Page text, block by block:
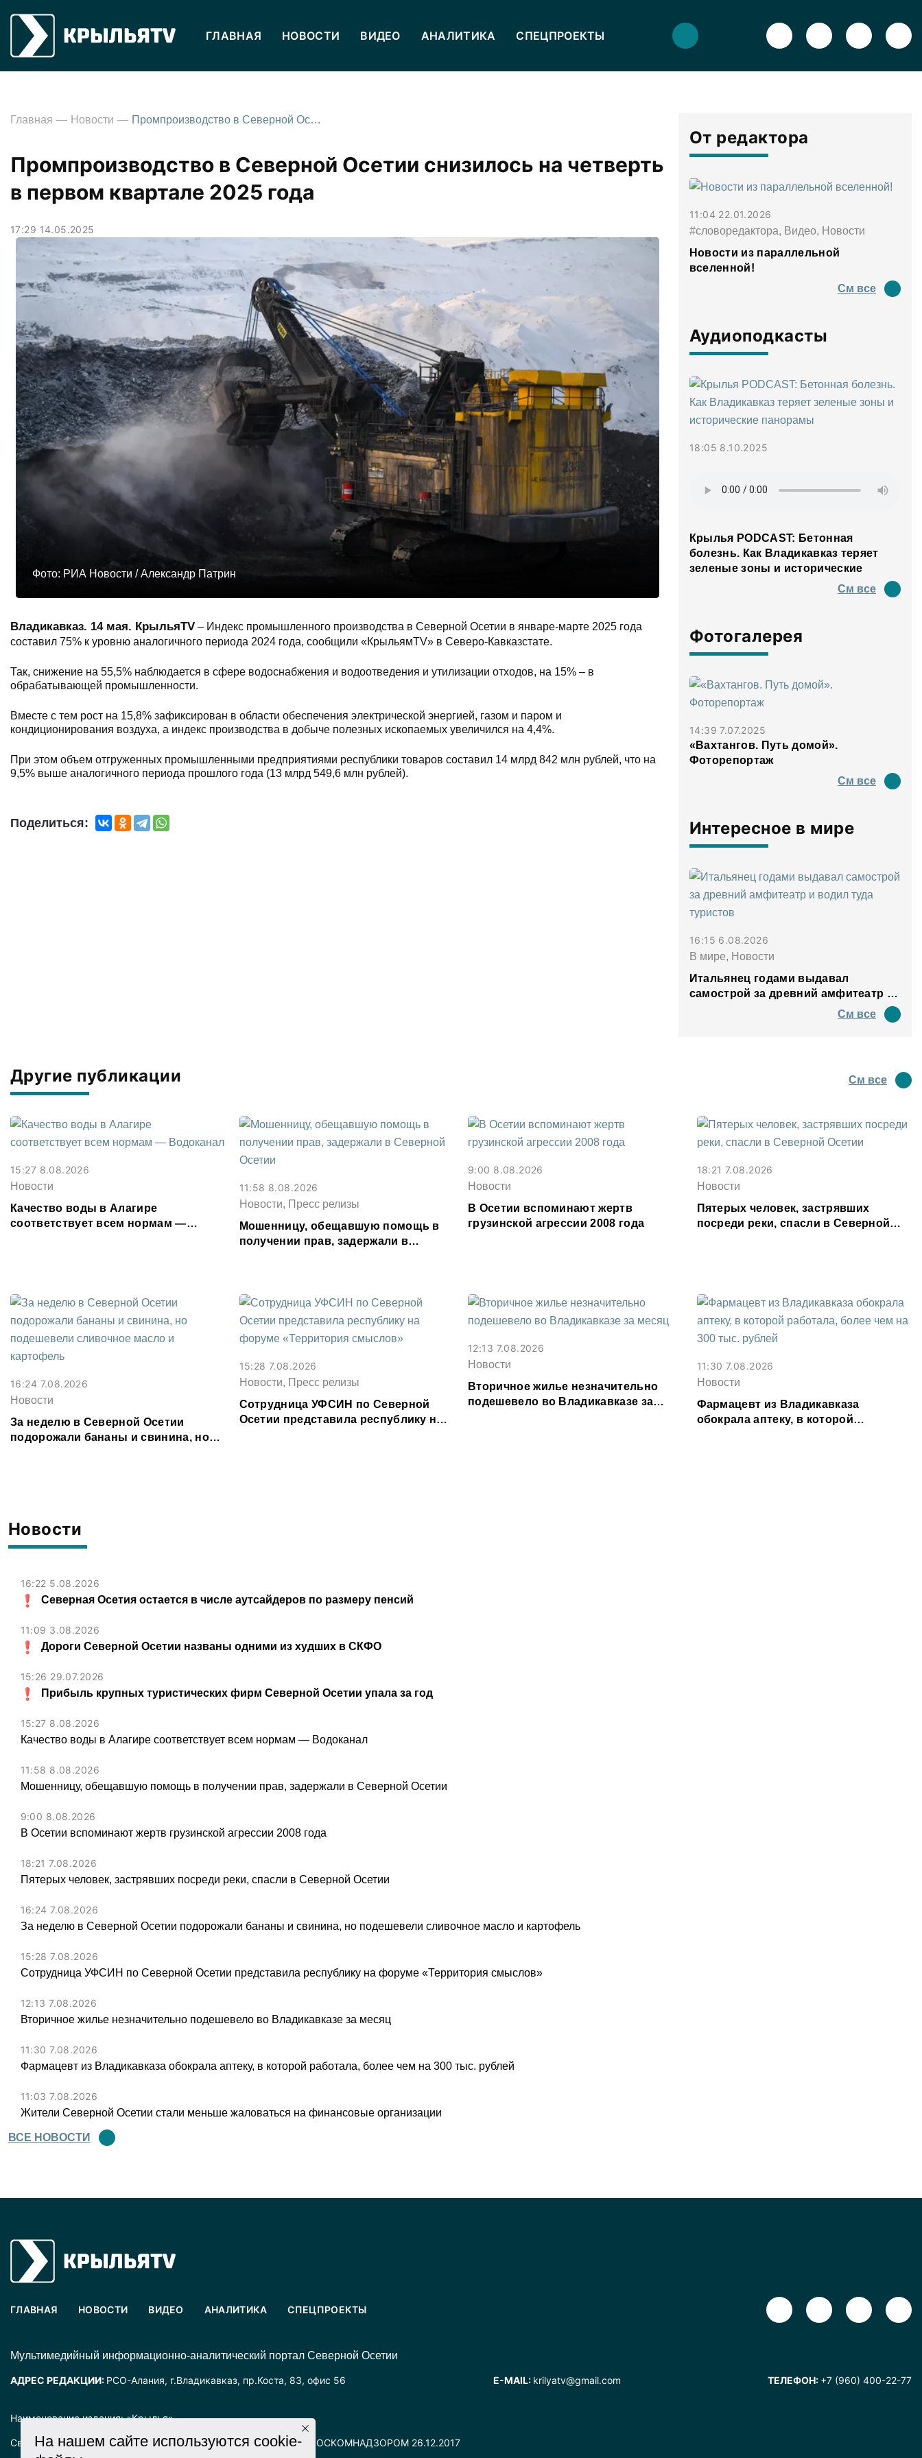
ГЛАВНАЯ НОВОСТИ ВИДЕО АНАЛИТИКА СПЕЦПРОЕКТЫ
Новости
16:22 5.08.2026
Северная Осетия остается в числе аутсайдеров по размеру пенсий
11:09 3.08.2026
Дороги Северной Осетии названы одними из худших в СКФО
15:26 29.07.2026
Прибыль крупных туристических фирм Северной Осетии упала за год
15:27 8.08.2026
Качество воды в Алагире соответствует всем нормам — Водоканал
11:58 8.08.2026
Мошенницу, обещавшую помощь в получении прав, задержали в Северной Осетии
9:00 8.08.2026
В Осетии вспоминают жертв грузинской агрессии 2008 года
18:21 7.08.2026
Пятерых человек, застрявших посреди реки, спасли в Северной Осетии
16:24 7.08.2026
За неделю в Северной Осетии подорожали бананы и свинина, но подешевели сливочное масло и картофель
15:28 7.08.2026
Сотрудница УФСИН по Северной Осетии представила республику на форуме «Территория смыслов»
12:13 7.08.2026
Вторичное жилье незначительно подешевело во Владикавказе за месяц
11:30 7.08.2026
Фармацевт из Владикавказа обокрала аптеку, в которой работала, более чем на 300 тыс. рублей
11:03 7.08.2026
Жители Северной Осетии стали меньше жаловаться на финансовые организации
ВСЕ НОВОСТИ
Главная Новости Промпроизводство в Северной Осетии снизилось на четверть в первом квартале 2025 года
Промпроизводство в Северной Осетии снизилось на четверть
в первом квартале 2025 года
17:29 14.05.2025
Фото: РИА Новости / Александр Патрин
Владикавказ. 14 мая. КрыльяTV – Индекс промышленного производства в Северной Осетии в январе-марте 2025 года
составил 75% к уровню аналогичного периода 2024 года, сообщили «КрыльямTV» в Северо-Кавказстате.
Так, снижение на 55,5% наблюдается в сфере водоснабжения и водоотведения и утилизации отходов, на 15% – в
обрабатывающей промышленности.
Вместе с тем рост на 15,8% зафиксирован в области обеспечения электрической энергией, газом и паром и
кондиционирования воздуха, а индекс производства в добыче полезных ископаемых увеличился на 4,4%.
При этом объем отгруженных промышленными предприятиями республики товаров составил 14 млрд 842 млн рублей, что на
9,5% выше аналогичного периода прошлого года (13 млрд 549,6 млн рублей).
Поделиться:
От редактора
11:04 22.01.2026
#словоредактора, Видео, Новости
Новости из параллельной
вселенной!
См все
Аудиоподкасты
18:05 8.10.2025
Крылья PODCAST: Бетонная
болезнь. Как Владикавказ теряет
зеленые зоны и исторические
См все
Фотогалерея
14:39 7.07.2025
«Вахтангов. Путь домой».
Фоторепортаж
См все
Интересное в мире
16:15 6.08.2026
В мире, Новости
Итальянец годами выдавал
самострой за древний амфитеатр и
См все
Другие публикации См все
15:27 8.08.2026
Новости
Качество воды в Алагире
соответствует всем нормам —
11:58 8.08.2026
Новости, Пресс релизы
Мошенницу, обещавшую помощь в
получении прав, задержали в
9:00 8.08.2026
Новости
В Осетии вспоминают жертв
грузинской агрессии 2008 года
18:21 7.08.2026
Новости
Пятерых человек, застрявших
посреди реки, спасли в Северной
16:24 7.08.2026
Новости
За неделю в Северной Осетии
подорожали бананы и свинина, но
15:28 7.08.2026
Новости, Пресс релизы
Сотрудница УФСИН по Северной
Осетии представила республику на
12:13 7.08.2026
Новости
Вторичное жилье незначительно
подешевело во Владикавказе за
11:30 7.08.2026
Новости
Фармацевт из Владикавказа
обокрала аптеку, в которой
Наименование издания: «Крылья».
Свидетельство о регистрации СМИ ЭЛ № ФС77-72025 выдано РОСКОМНАДЗОРОМ 26.12.2017
ГЛАВНАЯ НОВОСТИ ВИДЕО АНАЛИТИКА СПЕЦПРОЕКТЫ
Mультимедийный информационно-аналитический портал Северной Осетии
АДРЕС РЕДАКЦИИ: РСО-Алания, г.Владикавказ, пр.Коста, 83, офис 56 E-MAIL: krilyatv@gmail.com ТЕЛЕФОН: +7 (960) 400-22-77
На нашем сайте используются cookie-